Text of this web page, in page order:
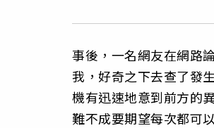
事後，一名網友在網路
我，好奇之下去查了發
機有迅速地意到前方的
難不成要期望每次都可